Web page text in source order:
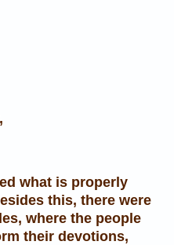
what is properly
this, there were
where the people
their devotions,